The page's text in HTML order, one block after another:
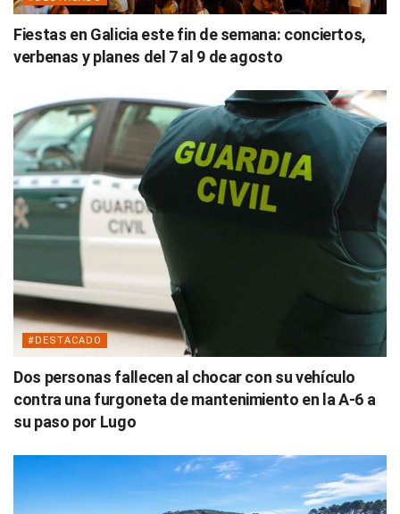
Fiestas en Galicia este fin de semana: conciertos,
verbenas y planes del 7 al 9 de agosto
#DESTACADO
Dos personas fallecen al chocar con su vehículo
contra una furgoneta de mantenimiento en la A-6 a
su paso por Lugo